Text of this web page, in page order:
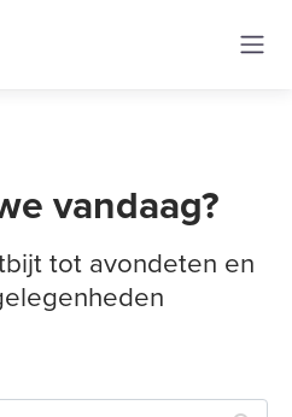
vandaag?
tot avondeten en